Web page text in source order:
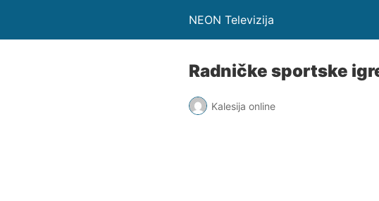
NEON Televizija
Radničke sportske
Kalesija online